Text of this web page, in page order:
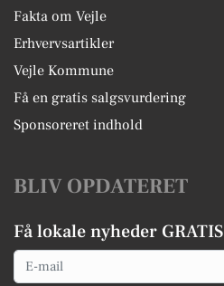
Fakta om Vejle
Erhvervsartikler
Vejle Kommune
Få en gratis salgsvurdering
Sponsoreret indhold
BLIV OPDATERET
Få lokale nyheder GRATIS
Email